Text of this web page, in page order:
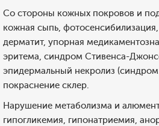
Со стороны кожных покровов и
кожная сыпь,
дерматит, упорная
эритема, синдром Стивенса-
эпидермальный некролиз (синдром
покраснение склер.
Нарушение метаболизма и
гипогликемия, гипонатриемия,